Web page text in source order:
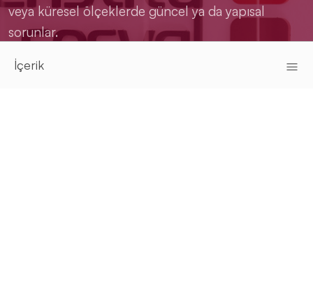
İçerik
veya küresel ölçeklerde güncel ya da yapısal
sorunlar.
Şimdi Okuyun